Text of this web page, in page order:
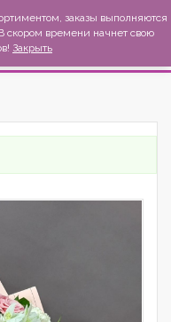
заказы выполняются
скором времени начнет свою
Закрыть